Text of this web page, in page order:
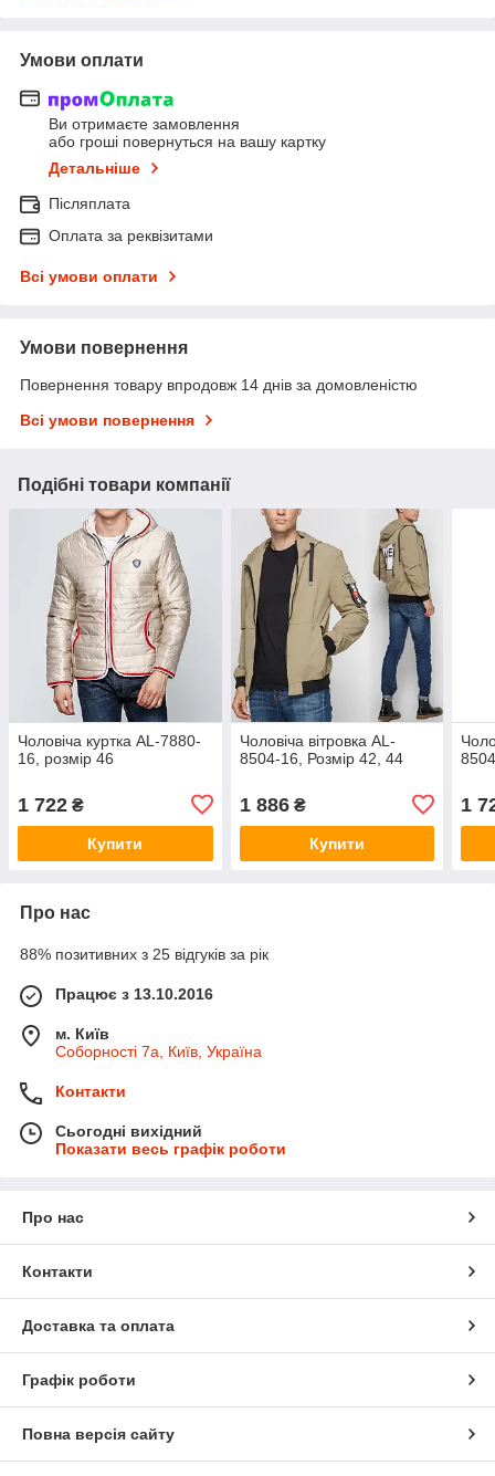
Умови оплати
Ви отримаєте замовлення
або гроші повернуться на вашу картку
Детальніше
Післяплата
Оплата за реквізитами
Всі умови оплати
Умови повернення
Повернення товару впродовж 14 днів за домовленістю
Всі умови повернення
Подібні товари компанії
Чоловіча куртка AL-7880-
16, розмір 46
1 722 ₴
Купити
Чоловіча вітровка AL-
8504-16, Розмір 42, 44
1 886₴
Купити
1
Про нас
88% позитивних з 25 відгуків за рік
Працює з 13.10.2016
м. Київ
Соборності 7а, Київ, Україна
Контакти
Сьогодні вихідний
Показати весь графік роботи
Про нас
Контакти
Доставка та оплата
Графік роботи
Повна версія сайту